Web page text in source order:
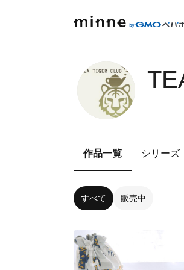
作品一覧 シリーズ
すべて 販売中